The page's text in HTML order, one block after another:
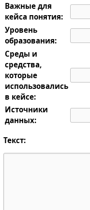
Важные для
кейса понятия:
Уровень
образования:
Среды и
средства,
которые
использовались
в кейсе:
Источники
данных:
Текст: